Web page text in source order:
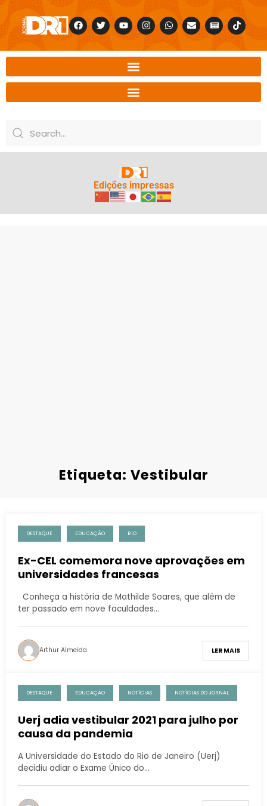
Edições impressas
Etiqueta: Vestibular
DESTAQUE EDUCAÇÃO RIO
Ex-CEL comemora nove aprovações em
universidades francesas
Conheça a história de Mathilde Soares, que além de
ter passado em nove faculdades…
Arthur Almeida LER MAIS
DESTAQUE EDUCAÇÃO NOTÍCIAS NOTÍCIAS DO JORNAL
Uerj adia vestibular 2021 para julho por
causa da pandemia
A Universidade do Estado do Rio de Janeiro (Uerj)
decidiu adiar o Exame Único do…